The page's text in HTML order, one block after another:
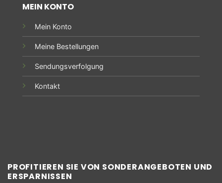
MEIN KONTO
Mein Konto
Meine Bestellungen
Sendungsverfolgung
Kontakt
PROFITIEREN SIE VON SONDERANGEBOTEN UND
ERSPARNISSEN